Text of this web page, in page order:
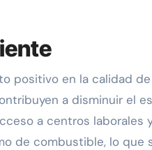
positivo en la calidad
a disminuir el
a centros laborales
de combustible, lo que